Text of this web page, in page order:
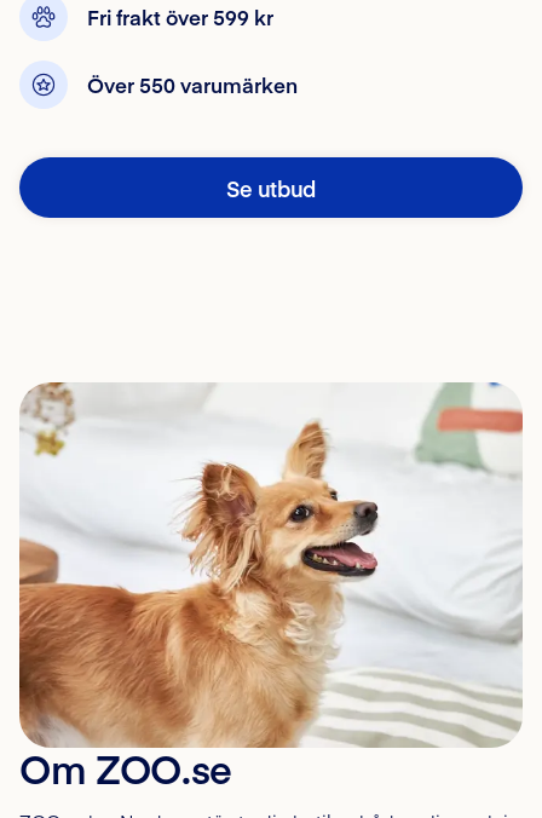
Fri frakt över 599 kr
Över 550 varumärken
Se utbud
Om ZOO.se